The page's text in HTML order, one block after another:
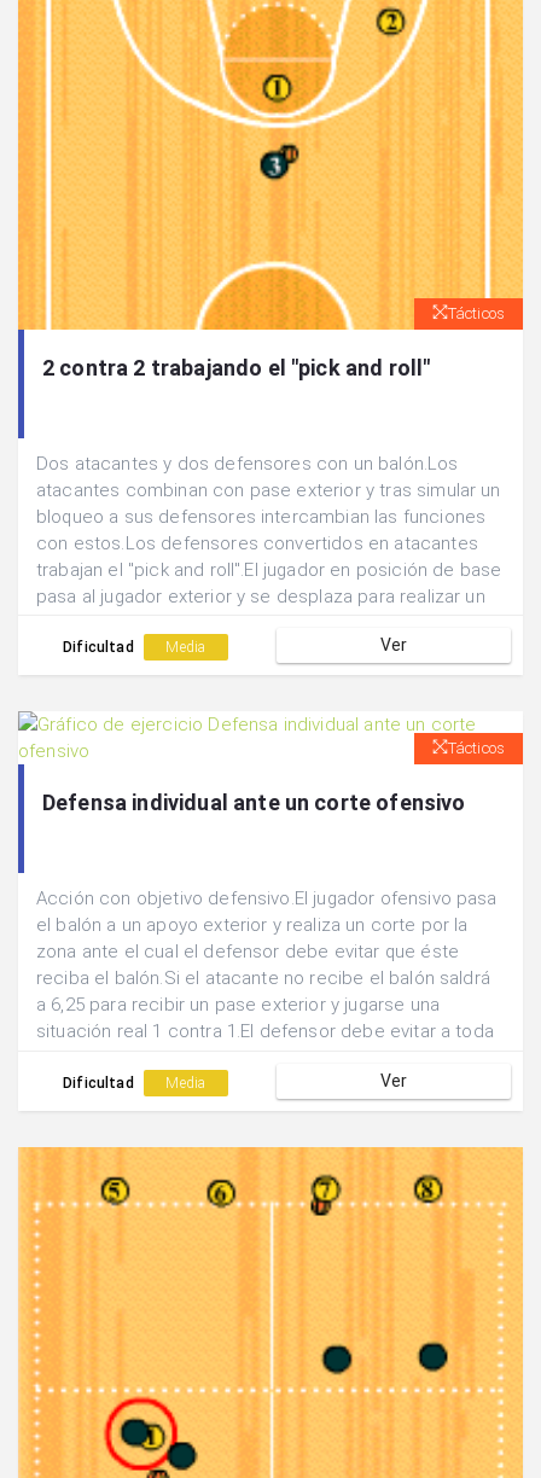
Tácticos
2 contra 2 trabajando el "pick and roll"
Dos atacantes y dos defensores con un balón.Los
atacantes combinan con pase exterior y tras simular un
bloqueo a sus defensores intercambian las funciones
con estos.Los defensores convertidos en atacantes
trabajan el "pick and roll".El jugador en posición de base
pasa al jugador exterior y se desplaza para realizar un
del bloqueo para finalizar con lanzamiento exterior o
penetrar hacia la canasta.
Dificultad Media Ver
Tácticos
Defensa individual ante un corte ofensivo
Acción con objetivo defensivo.El jugador ofensivo pasa
el balón a un apoyo exterior y realiza un corte por la
zona ante el cual el defensor debe evitar que éste
reciba el balón.Si el atacante no recibe el balón saldrá
a 6,25 para recibir un pase exterior y jugarse una
situación real 1 contra 1.El defensor debe evitar a toda
Dificultad Media Ver